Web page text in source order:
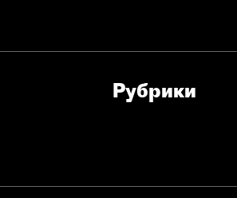
Рубрики